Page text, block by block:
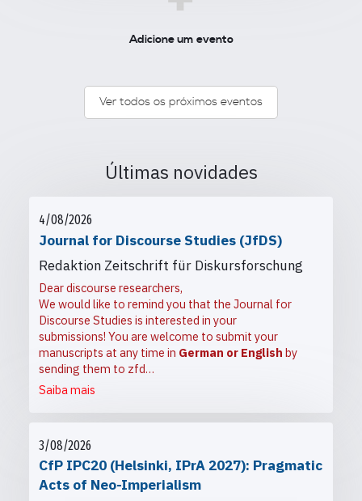
Adicione um evento
Ver todos os próximos eventos
Últimas novidades
4/08/2026
Journal for Discourse Studies (JfDS)
Redaktion Zeitschrift für Diskursforschung
Dear discourse researchers,
We would like to remind you that the Journal for
Discourse Studies is interested in your
submissions! You are welcome to submit your
manuscripts at any time in German or English by
sending them to zfd…
Saiba mais
3/08/2026
CfP IPC20 (Helsinki, IPrA 2027): Pragmatic
Acts of Neo-Imperialism